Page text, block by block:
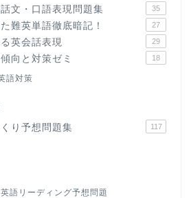
文・口語表現問題集 35
難英単語徹底暗記！ 27
英会話表現 29
向と対策ゼミ 18
語対策
り予想問題集 117
語リーディング予想問題